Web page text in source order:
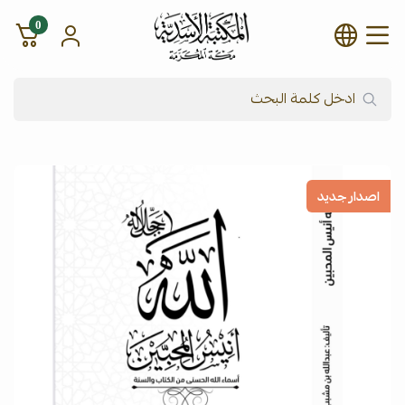
شركة المكتبة الأسدية للنشر
0
اصدار جديد